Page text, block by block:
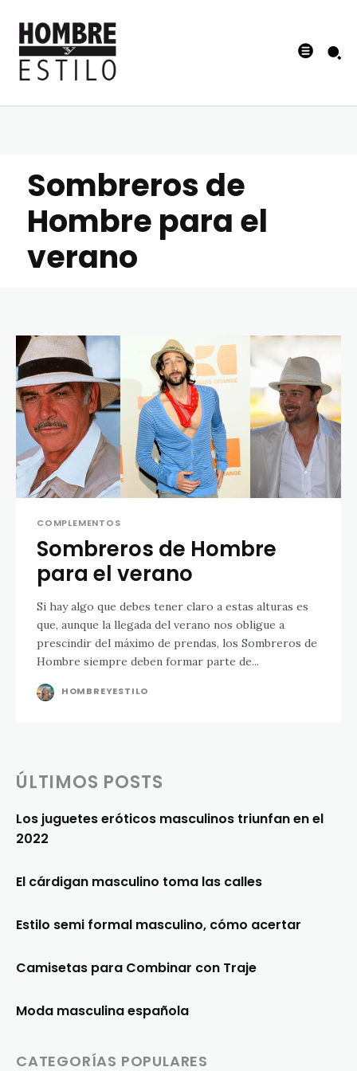
Sombreros de
Hombre para el
verano
COMPLEMENTOS
Sombreros de Hombre
para el verano
Si hay algo que debes tener claro a estas alturas es
que, aunque la llegada del verano nos obligue a
prescindir del máximo de prendas, los Sombreros de
Hombre siempre deben formar parte de...
HOMBREYESTILO
ÚLTIMOS POSTS
Los juguetes eróticos masculinos triunfan en el
2022
El cárdigan masculino toma las calles
Estilo semi formal masculino, cómo acertar
Camisetas para Combinar con Traje
Moda masculina española
CATEGORÍAS POPULARES